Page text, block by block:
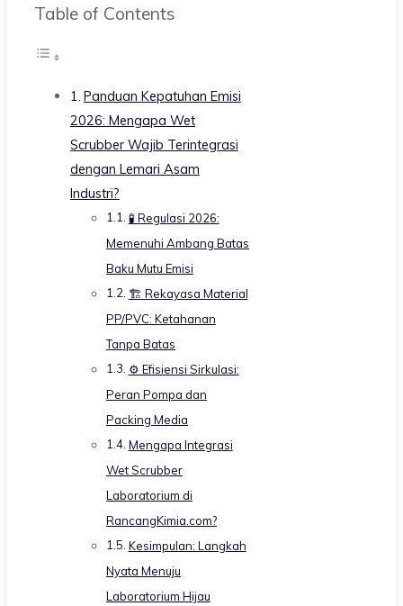
Table of Contents
Panduan Kepatuhan Emisi
2026: Mengapa Wet
Scrubber Wajib Terintegrasi
dengan Lemari Asam
Industri?
🧪 Regulasi 2026:
Memenuhi Ambang Batas
Baku Mutu Emisi
🏗️ Rekayasa Material
PP/PVC: Ketahanan
Tanpa Batas
⚙️ Efisiensi Sirkulasi:
Peran Pompa dan
Packing Media
Mengapa Integrasi
Wet Scrubber
Laboratorium di
RancangKimia.com?
Kesimpulan: Langkah
Nyata Menuju
Laboratorium Hijau